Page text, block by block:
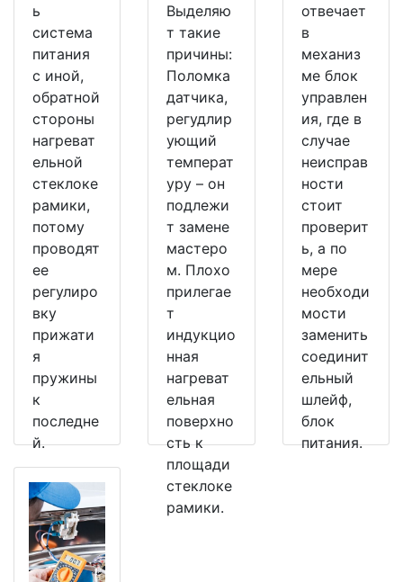
ь
система
питания
с иной,
обратной
стороны
нагреват
ельной
стеклоке
рамики,
потому
проводят
ее
регулиро
вку
прижати
я
пружины
к
последне
й.
Выделяю
т такие
причины:
Поломка
датчика,
регудлир
ующий
температ
уру – он
подлежи
т замене
мастеро
м. Плохо
прилегае
т
индукцио
нная
нагреват
ельная
поверхно
сть к
площади
стеклоке
рамики.
отвечает
в
механиз
ме блок
управлен
ия, где в
случае
неисправ
ности
стоит
проверит
ь, а по
мере
необходи
мости
заменить
соединит
ельный
шлейф,
блок
питания.